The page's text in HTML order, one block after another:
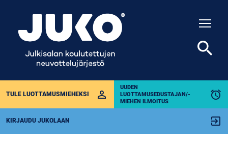
TULE LUOTTAMUSMIEHEKSI perm_identity
UUDEN
LUOTTAMUSEDUSTAJAN/-
MIEHEN ILMOITUS
alarm
KIRJAUDU JUKOLAAN exit_to_app
search